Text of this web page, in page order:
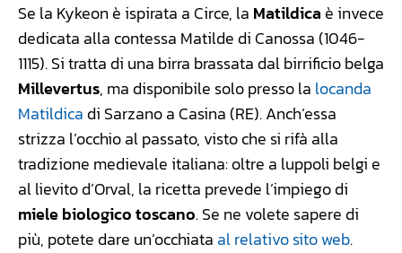
Se la Kykeon è ispirata a Circe, la Matildica è invece
dedicata alla contessa Matilde di Canossa (1046-
1115). Si tratta di una birra brassata dal birrificio belga
Millevertus, ma disponibile solo presso la locanda
Matildica di Sarzano a Casina (RE). Anch’essa
strizza l’occhio al passato, visto che si rifà alla
tradizione medievale italiana: oltre a luppoli belgi e
al lievito d’Orval, la ricetta prevede l’impiego di
miele biologico toscano. Se ne volete sapere di
più, potete dare un’occhiata al relativo sito web.